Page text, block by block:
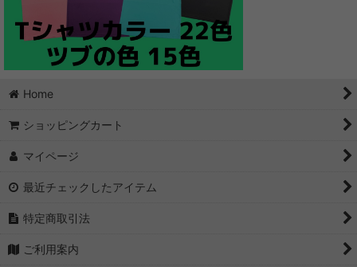
Home
ショッピングカート
マイページ
最近チェックしたアイテム
特定商取引法
ご利用案内